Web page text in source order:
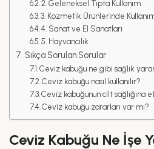
2. Geleneksel Tıpta Kullanım
3. Kozmetik Ürünlerinde
4. Sanat ve El Sanatları
5. Hayvancılık
Sıkça Sorulan Sorular
Ceviz kabuğu ne gibi sağlık
Ceviz kabuğu nasıl kullanılır?
Ceviz kabuğunun cilt sağlığına
Ceviz kabuğu zararları var mı?
Ceviz Kabuğu Ne İşe